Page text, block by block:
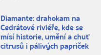
Diamante: drahokam na
Cedrátové riviéře, kde se
mísí historie, umění a chuť
citrusů i pálivých papriček